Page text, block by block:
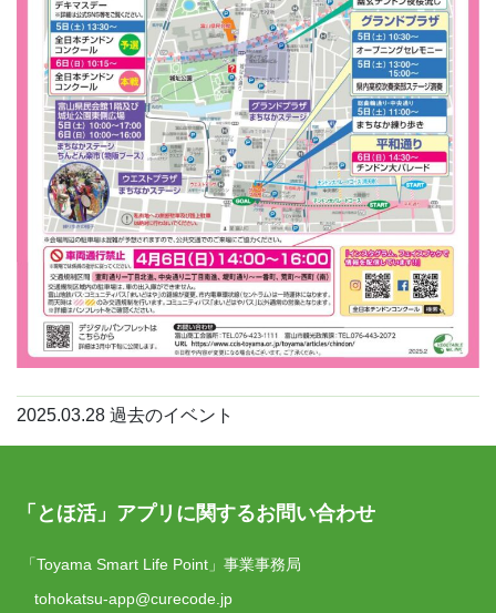
2025.03.28 過去のイベント
「とほ活」アプリに関するお問い合わせ
「Toyama Smart Life Point」事業事務局
tohokatsu-app@curecode.jp